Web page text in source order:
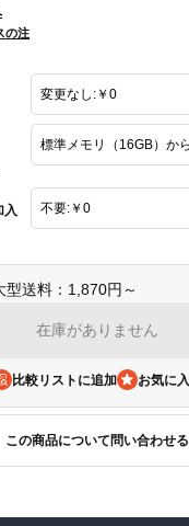
の注
入
型送料：1,870円～
在庫がありません
比較リストに追加
この商品について問い合わせる